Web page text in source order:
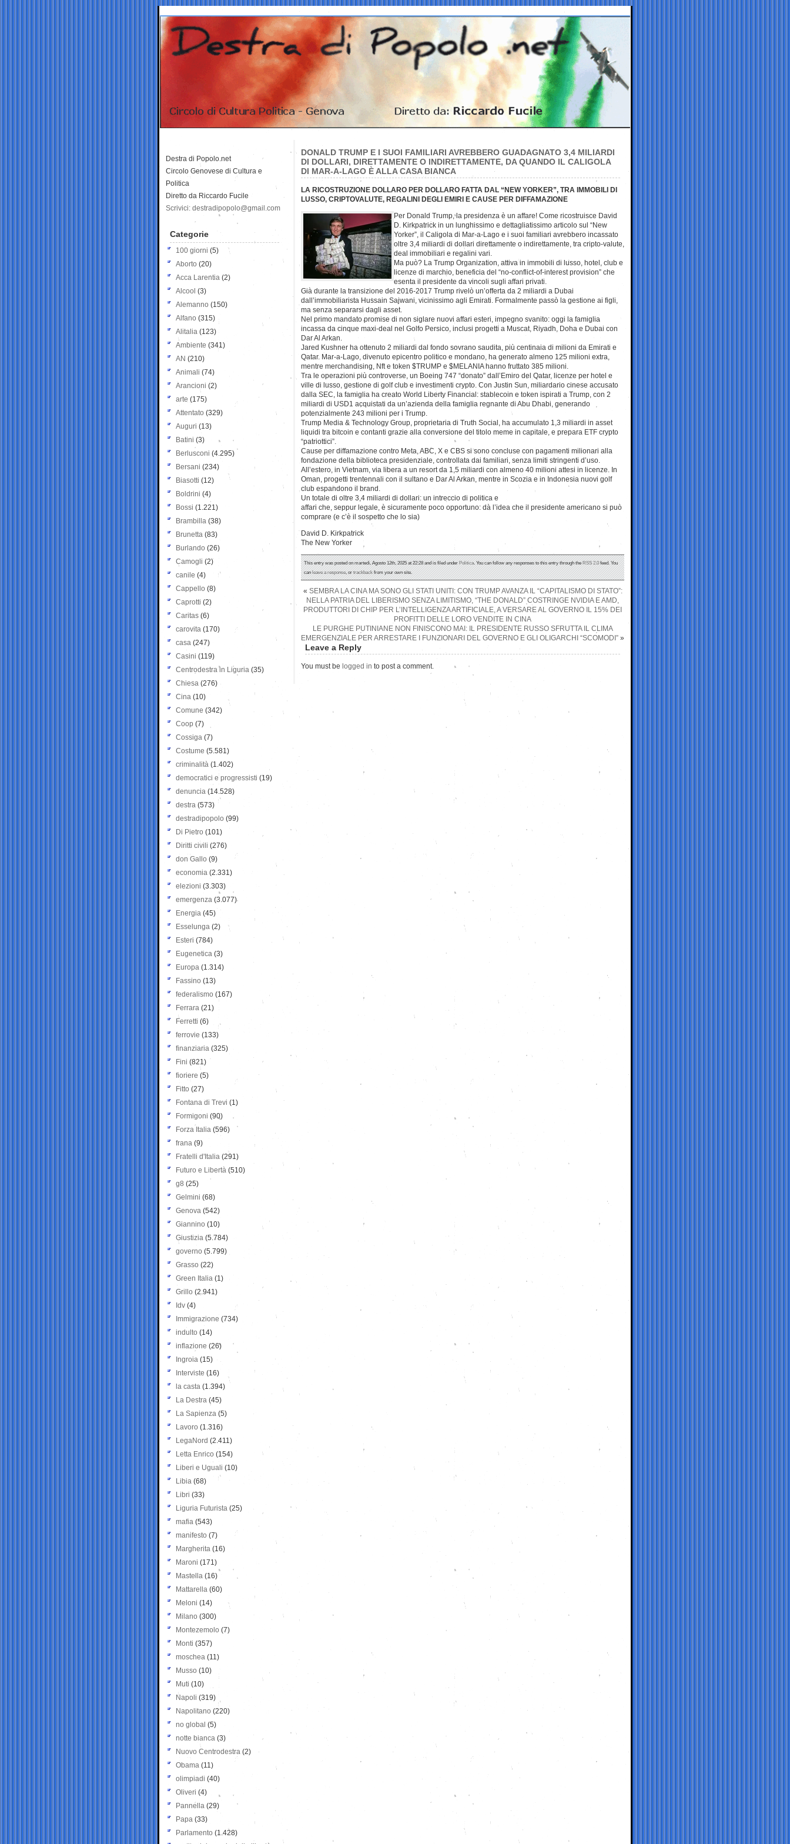
DONALD TRUMP E I SUOI FAMILIARI AVREBBERO GUADAGNATO 3,4 MILIARDI
DI DOLLARI, DIRETTAMENTE O INDIRETTAMENTE, DA QUANDO IL CALIGOLA
DI MAR-A-LAGO È ALLA CASA BIANCA
LA RICOSTRUZIONE DOLLARO PER DOLLARO FATTA DAL “NEW YORKER”, TRA IMMOBILI DI
LUSSO, CRIPTOVALUTE, REGALINI DEGLI EMIRI E CAUSE PER DIFFAMAZIONE
Per Donald Trump, la presidenza è un affare! Come ricostruisce David
D. Kirkpatrick in un lunghissimo e dettagliatissimo articolo sul “New
Yorker”, il Caligola di Mar-a-Lago e i suoi familiari avrebbero incassato
oltre 3,4 miliardi di dollari direttamente o indirettamente, tra cripto-valute,
deal immobiliari e regalini vari.
Ma può? La Trump Organization, attiva in immobili di lusso, hotel, club e
licenze di marchio, beneficia del “no-conflict-of-interest provision” che
esenta il presidente da vincoli sugli affari privati.
Già durante la transizione del 2016-2017 Trump rivelò un’offerta da 2 miliardi a Dubai
dall’immobiliarista Hussain Sajwani, vicinissimo agli Emirati. Formalmente passò la gestione ai figli,
ma senza separarsi dagli asset.
Nel primo mandato promise di non siglare nuovi affari esteri, impegno svanito: oggi la famiglia
incassa da cinque maxi-deal nel Golfo Persico, inclusi progetti a Muscat, Riyadh, Doha e Dubai con
Dar Al Arkan.
Jared Kushner ha ottenuto 2 miliardi dal fondo sovrano saudita, più centinaia di milioni da Emirati e
Qatar. Mar-a-Lago, divenuto epicentro politico e mondano, ha generato almeno 125 milioni extra,
mentre merchandising, Nft e token $TRUMP e $MELANIA hanno fruttato 385 milioni.
Tra le operazioni più controverse, un Boeing 747 “donato” dall’Emiro del Qatar, licenze per hotel e
ville di lusso, gestione di golf club e investimenti crypto. Con Justin Sun, miliardario cinese accusato
dalla SEC, la famiglia ha creato World Liberty Financial: stablecoin e token ispirati a Trump, con 2
miliardi di USD1 acquistati da un’azienda della famiglia regnante di Abu Dhabi, generando
potenzialmente 243 milioni per i Trump.
Trump Media & Technology Group, proprietaria di Truth Social, ha accumulato 1,3 miliardi in asset
liquidi tra bitcoin e contanti grazie alla conversione del titolo meme in capitale, e prepara ETF crypto
“patriottici”.
Cause per diffamazione contro Meta, ABC, X e CBS si sono concluse con pagamenti milionari alla
fondazione della biblioteca presidenziale, controllata dai familiari, senza limiti stringenti d’uso.
All’estero, in Vietnam, via libera a un resort da 1,5 miliardi con almeno 40 milioni attesi in licenze. In
Oman, progetti trentennali con il sultano e Dar Al Arkan, mentre in Scozia e in Indonesia nuovi golf
club espandono il brand.
Un totale di oltre 3,4 miliardi di dollari: un intreccio di politica e
affari che, seppur legale, è sicuramente poco opportuno: dà l’idea che il presidente americano si può
comprare (e c’è il sospetto che lo sia)
David D. Kirkpatrick
The New Yorker
This entry was posted on martedì, Agosto 12th, 2025 at 22:28 and is filed underPolitica. You can follow any responses to this entry through theRSS 2.0feed. You
canleave a response, ortrackbackfrom your own site.
« SEMBRA LA CINA MA SONO GLI STATI UNITI: CON TRUMP AVANZA IL “CAPITALISMO DI STATO”:
NELLA PATRIA DEL LIBERISMO SENZA LIMITISMO, “THE DONALD” COSTRINGE NVIDIA E AMD,
PRODUTTORI DI CHIP PER L’INTELLIGENZA ARTIFICIALE, A VERSARE AL GOVERNO IL 15% DEI
PROFITTI DELLE LORO VENDITE IN CINA
LE PURGHE PUTINIANE NON FINISCONO MAI: IL PRESIDENTE RUSSO SFRUTTA IL CLIMA
EMERGENZIALE PER ARRESTARE I FUNZIONARI DEL GOVERNO E GLI OLIGARCHI “SCOMODI” »
Leave a Reply
You must be logged in to post a comment.
Destra di Popolo.net
Circolo Genovese di Cultura e
Politica
Diretto da Riccardo Fucile
Scrivici: destradipopolo@gmail.com
Categorie
100 giorni (5)
Aborto (20)
Acca Larentia (2)
Alcool (3)
Alemanno (150)
Alfano (315)
Alitalia (123)
Ambiente (341)
AN (210)
Animali (74)
Arancioni (2)
arte (175)
Attentato (329)
Auguri (13)
Batini (3)
Berlusconi (4.295)
Bersani (234)
Biasotti (12)
Boldrini (4)
Bossi (1.221)
Brambilla (38)
Brunetta (83)
Burlando (26)
Camogli (2)
canile (4)
Cappello (8)
Caprotti (2)
Caritas (6)
carovita (170)
casa (247)
Casini (119)
Centrodestra in Liguria (35)
Chiesa (276)
Cina (10)
Comune (342)
Coop (7)
Cossiga (7)
Costume (5.581)
criminalità (1.402)
democratici e progressisti (19)
denuncia (14.528)
destra (573)
destradipopolo (99)
Di Pietro (101)
Diritti civili (276)
don Gallo (9)
economia (2.331)
elezioni (3.303)
emergenza (3.077)
Energia (45)
Esselunga (2)
Esteri (784)
Eugenetica (3)
Europa (1.314)
Fassino (13)
federalismo (167)
Ferrara (21)
Ferretti (6)
ferrovie (133)
finanziaria (325)
Fini (821)
fioriere (5)
Fitto (27)
Fontana di Trevi (1)
Formigoni (90)
Forza Italia (596)
frana (9)
Fratelli d'Italia (291)
Futuro e Libertà (510)
g8 (25)
Gelmini (68)
Genova (542)
Giannino (10)
Giustizia (5.784)
governo (5.799)
Grasso (22)
Green Italia (1)
Grillo (2.941)
Idv (4)
Immigrazione (734)
indulto (14)
inflazione (26)
Ingroia (15)
Interviste (16)
la casta (1.394)
La Destra (45)
La Sapienza (5)
Lavoro (1.316)
LegaNord (2.411)
Letta Enrico (154)
Liberi e Uguali (10)
Libia (68)
Libri (33)
Liguria Futurista (25)
mafia (543)
manifesto (7)
Margherita (16)
Maroni (171)
Mastella (16)
Mattarella (60)
Meloni (14)
Milano (300)
Montezemolo (7)
Monti (357)
moschea (11)
Musso (10)
Muti (10)
Napoli (319)
Napolitano (220)
no global (5)
notte bianca (3)
Nuovo Centrodestra (2)
Obama (11)
olimpiadi (40)
Oliveri (4)
Pannella (29)
Papa (33)
Parlamento (1.428)